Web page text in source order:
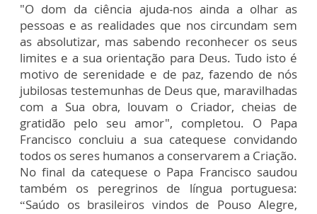
"O dom da ciência ajuda-nos ainda a olhar as
pessoas e as realidades que nos circundam sem
as absolutizar, mas sabendo reconhecer os seus
limites e a sua orientação para Deus. Tudo isto é
motivo de serenidade e de paz, fazendo de nós
jubilosas testemunhas de Deus que, maravilhadas
com a Sua obra, louvam o Criador, cheias de
gratidão pelo seu amor", completou. O Papa
Francisco concluiu a sua catequese convidando
todos os seres humanos a conservarem a Criação.
No final da catequese o Papa Francisco saudou
também os peregrinos de língua portuguesa:
“Saúdo os brasileiros vindos de Pouso Alegre,